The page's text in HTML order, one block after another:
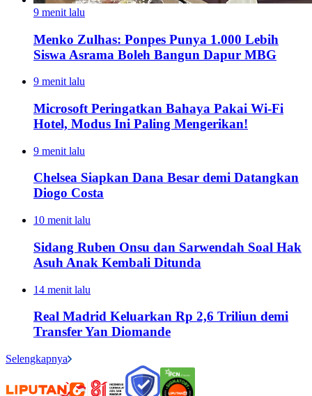
9 menit lalu
Menko Zulhas: Ponpes Punya 1.000 Lebih
Siswa Asrama Boleh Bangun Dapur MBG
9 menit lalu
Microsoft Peringatkan Bahaya Pakai Wi-Fi
Hotel, Modus Ini Paling Mengerikan!
9 menit lalu
Chelsea Siapkan Dana Besar demi Datangkan
Diogo Costa
10 menit lalu
Sidang Ruben Onsu dan Sarwendah Soal Hak
Asuh Anak Kembali Ditunda
14 menit lalu
Real Madrid Keluarkan Rp 2,6 Triliun demi
Transfer Yan Diomande
Selengkapnya